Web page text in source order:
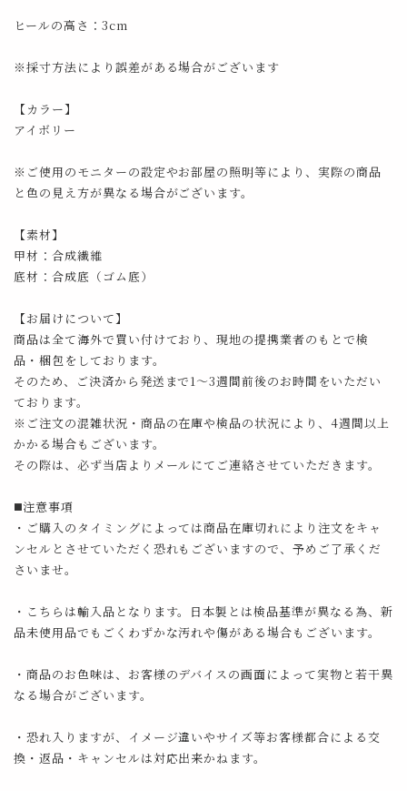
ヒールの高さ：3cm
※採寸方法により誤差がある場合がございます
【カラー】
アイボリー
※ご使用のモニターの設定やお部屋の照明等により、実際の商品
と色の見え方が異なる場合がございます。
【素材】
甲材：合成繊維
底材：合成底（ゴム底）
【お届けについて】
商品は全て海外で買い付けており、現地の提携業者のもとで検
品・梱包をしております。
そのため、ご決済から発送まで1～3週間前後のお時間をいただい
ております。
※ご注文の混雑状況・商品の在庫や検品の状況により、4週間以上
かかる場合もございます。
その際は、必ず当店よりメールにてご連絡させていただきます。
◼️注意事項
・ご購入のタイミングによっては商品在庫切れにより注文をキャ
ンセルとさせていただく恐れもございますので、予めご了承くだ
さいませ。
・こちらは輸入品となります。日本製とは検品基準が異なる為、新
品未使用品でもごくわずかな汚れや傷がある場合もございます。
・商品のお色味は、お客様のデバイスの画面によって実物と若干異
なる場合がございます。
・恐れ入りますが、イメージ違いやサイズ等お客様都合による交
換・返品・キャンセルは対応出来かねます。